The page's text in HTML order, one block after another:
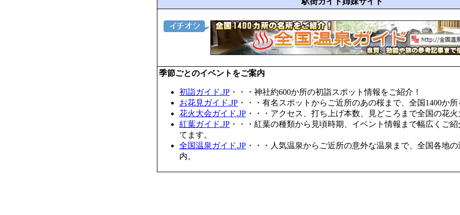
季節ごとのイベントをご案内
初詣ガイド.JP ・・・神社約600か所の初詣スポット情報をご紹介！
お花見ガイド.JP ・・・有名スポットからご近所のあの桜まで、全国1400か所
花火大会ガイド.JP ・・・アクセス、打ち上げ本数、見どころまで全国の花火
紅葉ガイド.JP ・・・紅葉の種類から見頃時期、イベント情報まで幅広くご
てます。
全国温泉ガイド.JP ・・・人気温泉からご近所の意外な温泉まで、全国各地
内。